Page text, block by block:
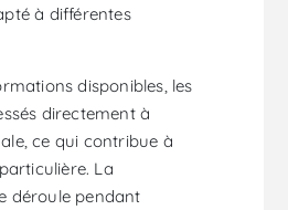
à différentes
disponibles, les
directement à
ce qui contribue à
La
déroule pendant